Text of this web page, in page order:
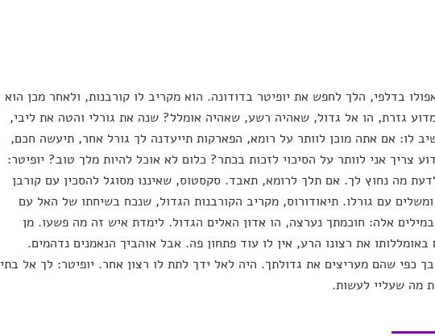
בדלפי, הלך לחפש את יופיטר בדודונה. הוא מקריב לו קורבנות, ולאחר מכן הוא
גזרת, הו אל גדול, שאהיה רשע, שאהיה אומלל? שנה את גורלי והטה את ליבי,
לו: אם אתה מוכן לוותר על רומא, הפארקות תייעדנה לך גורל אחר, תיעשה חכם,
צריך אני לוותר על הסיכוי לזכות בכתר? כלום לא אוכל להיות מלך טוב? יופיטר:
מה נחוץ לך. אם תלך לרומא, תאבד. סקסטוס, שאיננו מסוגל להסכין עם קורבן
עם גורלו. תיאודורוס, מקריב הקורבנות הגדול, שנכח בשיחתו של האל עם
אלה: חוכמתך נערצה, הו אדון האלים הגדול. לימדת איש זה מה פשעו. מן
את רצונו הרע, אין לו עוד פתחון פה. אבל אוהביך הנאמנים נדהמים.
כפי שהם מעריצים את גדולתך. היה לאל ידך לתת לו רצון אחר. יופיטר: לך אל בתי
מה שעליי לעשות.